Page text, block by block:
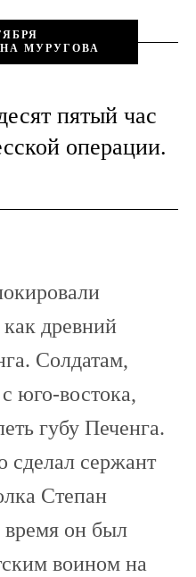
МУРУГОВА
пятый час
операции.
древний
Солдатам,
юго-востока,
губу Печенга.
сделал сержант
Степан
он был
воином на